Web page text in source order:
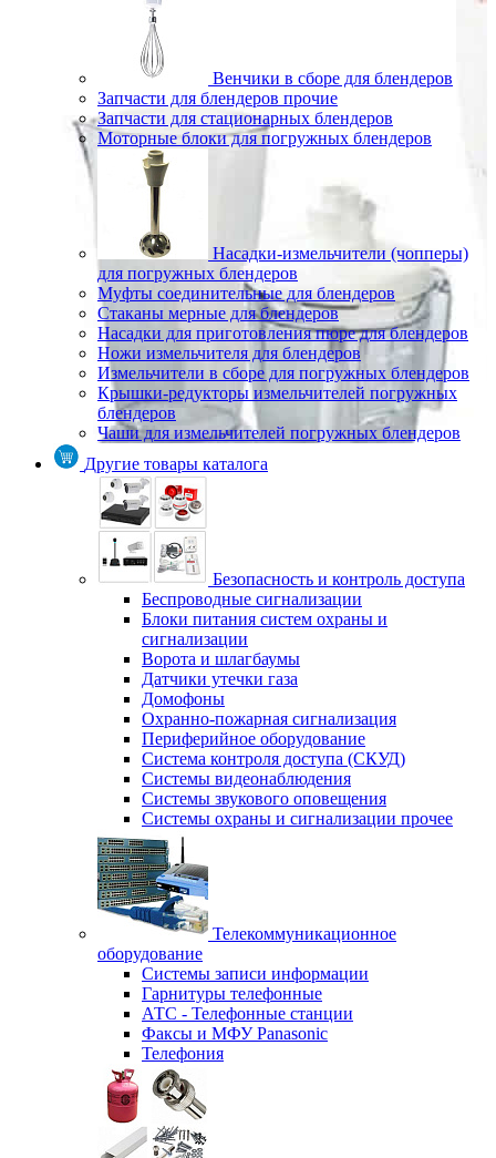
Венчики в сборе для блендеров
Запчасти для блендеров прочие
Запчасти для стационарных блендеров
Моторные блоки для погружных блендеров
Насадки-измельчители (чопперы)
для погружных блендеров
Муфты соединительные для блендеров
Стаканы мерные для блендеров
Насадки для приготовления пюре для блендеров
Ножи измельчителя для блендеров
Измельчители в сборе для погружных блендеров
Крышки-редукторы измельчителей погружных
блендеров
Чаши для измельчителей погружных блендеров
Другие товары каталога
Безопасность и контроль доступа
Беспроводные сигнализации
Блоки питания систем охраны и
сигнализации
Ворота и шлагбаумы
Датчики утечки газа
Домофоны
Охранно-пожарная сигнализация
Периферийное оборудование
Система контроля доступа (СКУД)
Системы видеонаблюдения
Системы звукового оповещения
Системы охраны и сигнализации прочее
Телекоммуникационное
оборудование
Системы записи информации
Гарнитуры телефонные
АТС - Телефонные станции
Факсы и МФУ Panasonic
Телефония